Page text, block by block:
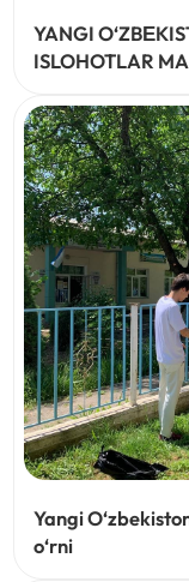
YANGI
ISLOHOTLAR
Yangi
o‘rni